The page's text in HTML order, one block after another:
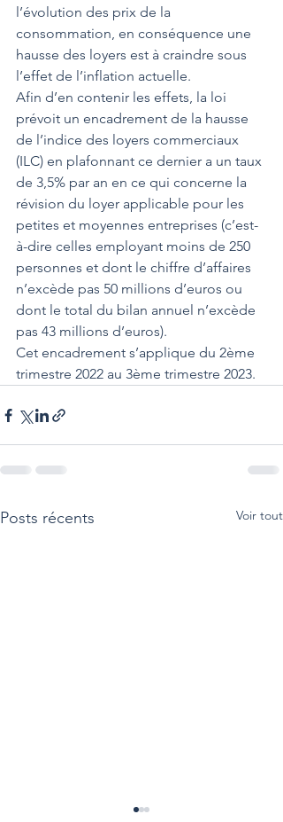
l’évolution des prix de la
consommation, en conséquence une
hausse des loyers est à craindre sous
l’effet de l’inflation actuelle.
Afin d’en contenir les effets, la loi
prévoit un encadrement de la hausse
de l’indice des loyers commerciaux
(ILC) en plafonnant ce dernier a un taux
de 3,5% par an en ce qui concerne la
révision du loyer applicable pour les
petites et moyennes entreprises (c’est-
à-dire celles employant moins de 250
personnes et dont le chiffre d’affaires
n’excède pas 50 millions d’euros ou
dont le total du bilan annuel n’excède
pas 43 millions d’euros).
Cet encadrement s’applique du 2ème
trimestre 2022 au 3ème trimestre 2023.
Posts récents Voir tout